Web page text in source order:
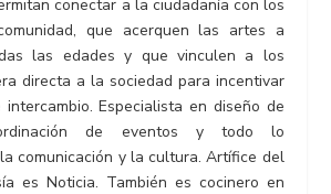
conectar a la ciudadanía con los
que acerquen las artes a
las edades y que vinculen a los
directa a la sociedad para incentivar
Especialista en diseño de
de eventos y todo lo
comunicación y la cultura. Artífice del
es Noticia. También es cocinero en